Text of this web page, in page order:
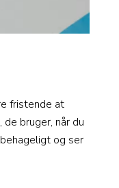
fristende at
bruger, når du
og ser